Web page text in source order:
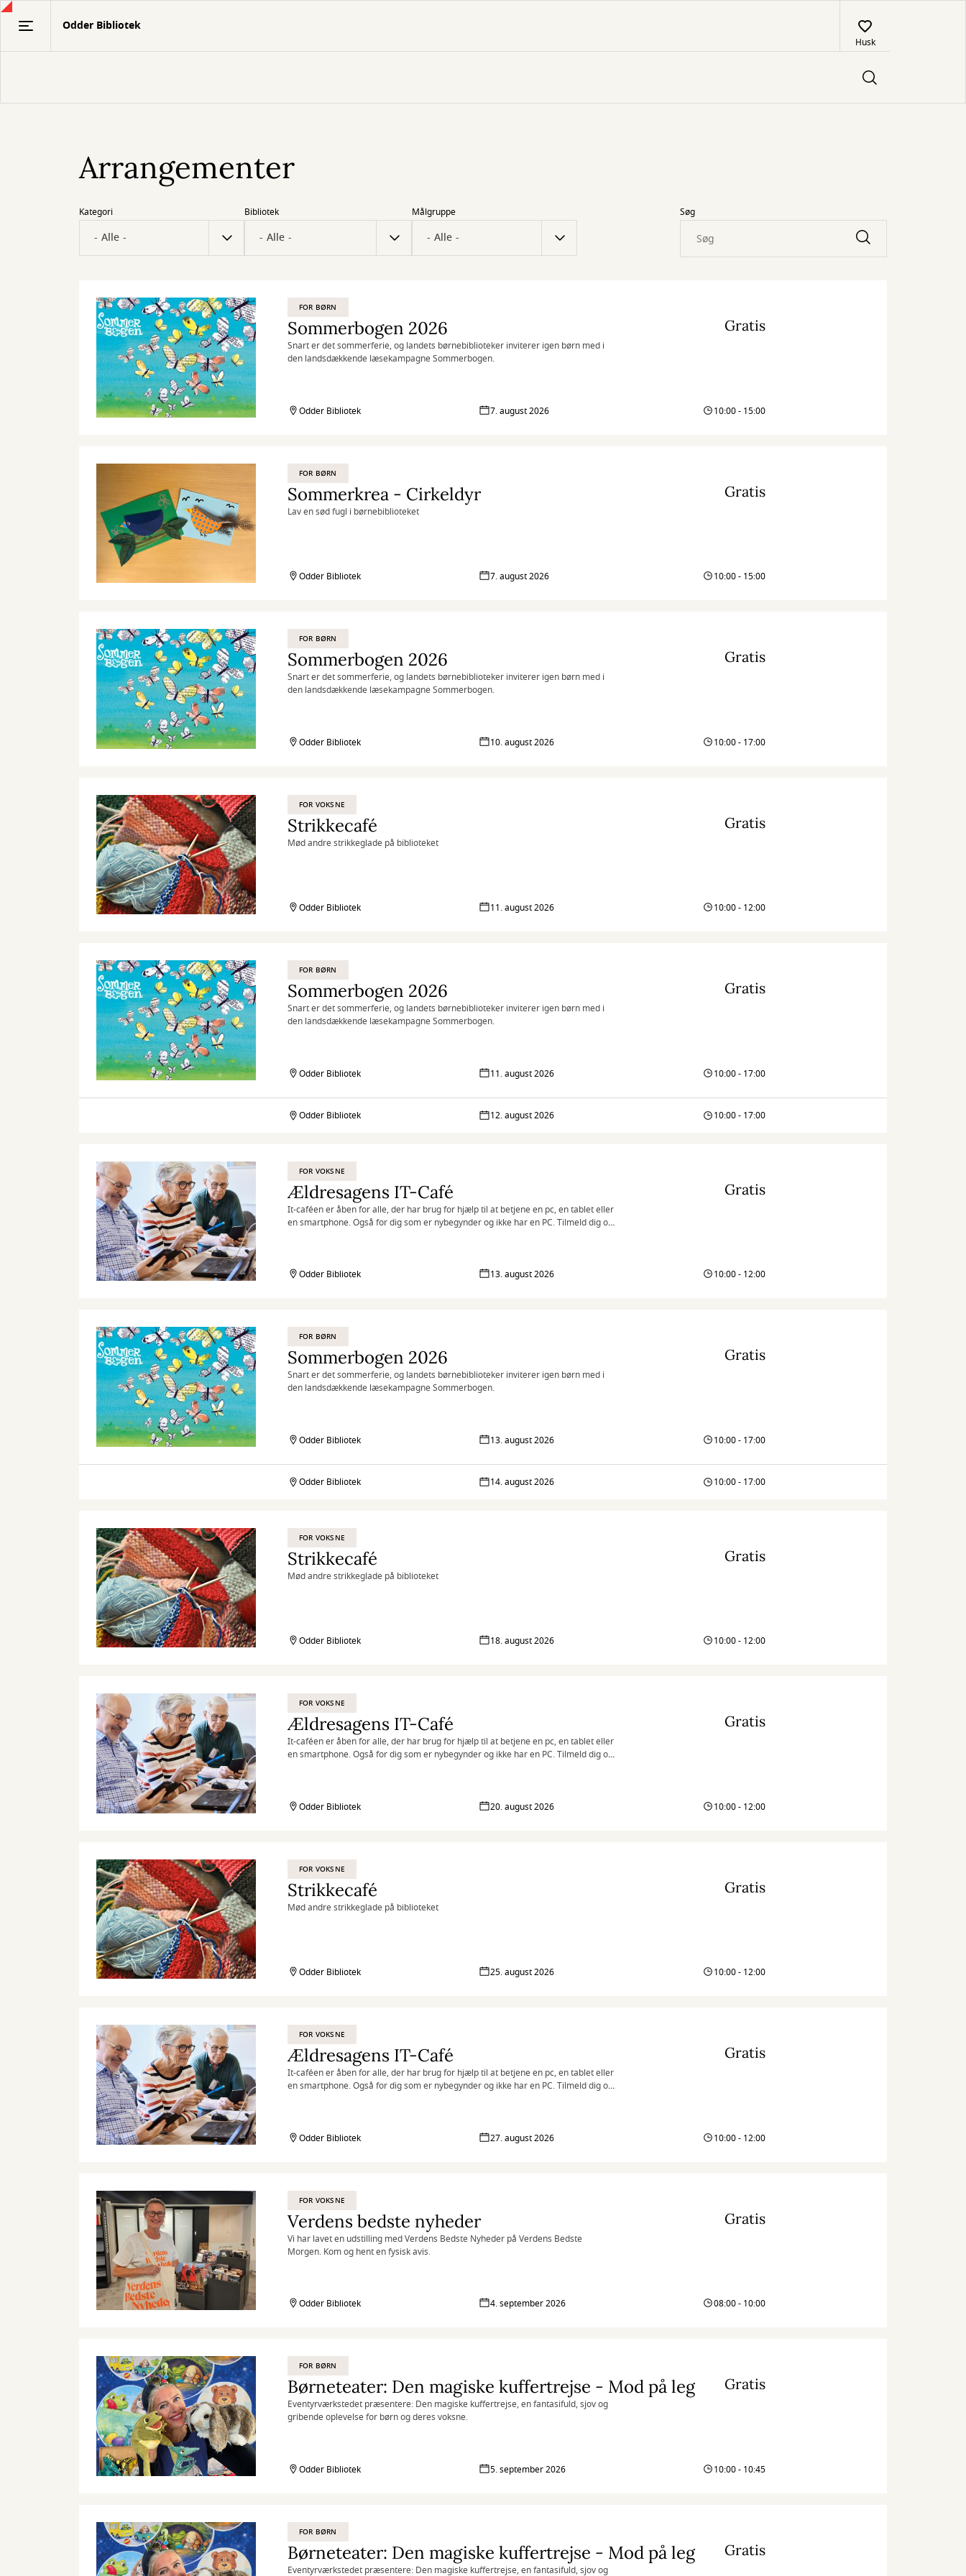
Gå
Odder Bibliotek
Husk
Arrangementer
Kategori Bibliotek Målgruppe Søg
FOR BØRN
Sommerbogen 2026
Snart er det sommerferie, og landets børnebiblioteker inviterer igen børn med i
den landsdækkende læsekampagne Sommerbogen.
Gratis
Odder Bibliotek 7. august 2026 10:00 - 15:00
FOR BØRN
Sommerkrea - Cirkeldyr
Lav en sød fugl i børnebiblioteket
Gratis
Odder Bibliotek 7. august 2026 10:00 - 15:00
FOR BØRN
Sommerbogen 2026
Snart er det sommerferie, og landets børnebiblioteker inviterer igen børn med i
den landsdækkende læsekampagne Sommerbogen.
Gratis
Odder Bibliotek 10. august 2026 10:00 - 17:00
FOR VOKSNE
Strikkecafé
Mød andre strikkeglade på biblioteket
Gratis
Odder Bibliotek 11. august 2026 10:00 - 12:00
FOR BØRN
Sommerbogen 2026
Snart er det sommerferie, og landets børnebiblioteker inviterer igen børn med i
den landsdækkende læsekampagne Sommerbogen.
Gratis
Odder Bibliotek 11. august 2026 10:00 - 17:00
Odder Bibliotek 12. august 2026 10:00 - 17:00
FOR VOKSNE
Ældresagens IT-Café
It-caféen er åben for alle, der har brug for hjælp til at betjene en pc, en tablet eller
en smartphone. Også for dig som er nybegynder og ikke har en PC. Tilmeld dig og
Gratis
Odder Bibliotek 13. august 2026 10:00 - 12:00
FOR BØRN
Sommerbogen 2026
Snart er det sommerferie, og landets børnebiblioteker inviterer igen børn med i
den landsdækkende læsekampagne Sommerbogen.
Gratis
Odder Bibliotek 13. august 2026 10:00 - 17:00
Odder Bibliotek 14. august 2026 10:00 - 17:00
FOR VOKSNE
Strikkecafé
Mød andre strikkeglade på biblioteket
Gratis
Odder Bibliotek 18. august 2026 10:00 - 12:00
FOR VOKSNE
Ældresagens IT-Café
It-caféen er åben for alle, der har brug for hjælp til at betjene en pc, en tablet eller
en smartphone. Også for dig som er nybegynder og ikke har en PC. Tilmeld dig og
Gratis
Odder Bibliotek 20. august 2026 10:00 - 12:00
FOR VOKSNE
Strikkecafé
Mød andre strikkeglade på biblioteket
Gratis
Odder Bibliotek 25. august 2026 10:00 - 12:00
FOR VOKSNE
Ældresagens IT-Café
It-caféen er åben for alle, der har brug for hjælp til at betjene en pc, en tablet eller
en smartphone. Også for dig som er nybegynder og ikke har en PC. Tilmeld dig og
Gratis
Odder Bibliotek 27. august 2026 10:00 - 12:00
FOR VOKSNE
Verdens bedste nyheder
Vi har lavet en udstilling med Verdens Bedste Nyheder på Verdens Bedste
Morgen. Kom og hent en fysisk avis.
Gratis
Odder Bibliotek 4. september 2026 08:00 - 10:00
FOR BØRN
Børneteater: Den magiske kuffertrejse - Mod på leg
Eventyrværkstedet præsentere: Den magiske kuffertrejse, en fantasifuld, sjov og
gribende oplevelse for børn og deres voksne.
Gratis
Odder Bibliotek 5. september 2026 10:00 - 10:45
FOR BØRN
Børneteater: Den magiske kuffertrejse - Mod på leg
Eventyrværkstedet præsentere: Den magiske kuffertrejse, en fantasifuld, sjov og
Gratis